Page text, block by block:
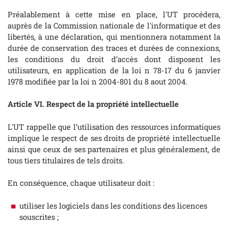
Préalablement à cette mise en place, l'UT procédera,
auprès de la Commission nationale de l'informatique et des
libertés, à une déclaration, qui mentionnera notamment la
durée de conservation des traces et durées de connexions,
les conditions du droit d’accès dont disposent les
utilisateurs, en application de la loi n 78-17 du 6 janvier
1978 modifiée par la loi n 2004-801 du 8 aout 2004.
Article VI. Respect de la propriété intellectuelle
L'UT rappelle que l’utilisation des ressources informatiques
implique le respect de ses droits de propriété intellectuelle
ainsi que ceux de ses partenaires et plus généralement, de
tous tiers titulaires de tels droits.
En conséquence, chaque utilisateur doit :
utiliser les logiciels dans les conditions des licences
souscrites ;